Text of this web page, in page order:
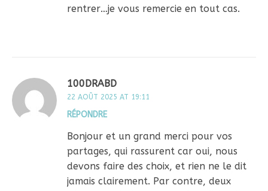
rentrer…je vous remercie en tout cas.
100DRABD
22 AOÛT 2025 AT 19:11
RÉPONDRE
Bonjour et un grand merci pour vos
partages, qui rassurent car oui, nous
devons faire des choix, et rien ne le dit
jamais clairement. Par contre, deux